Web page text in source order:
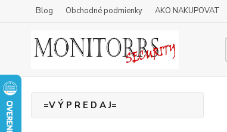
Blog Obchodné podmienky AKO NAKUPOVAT
=V Ý P R E D A J=